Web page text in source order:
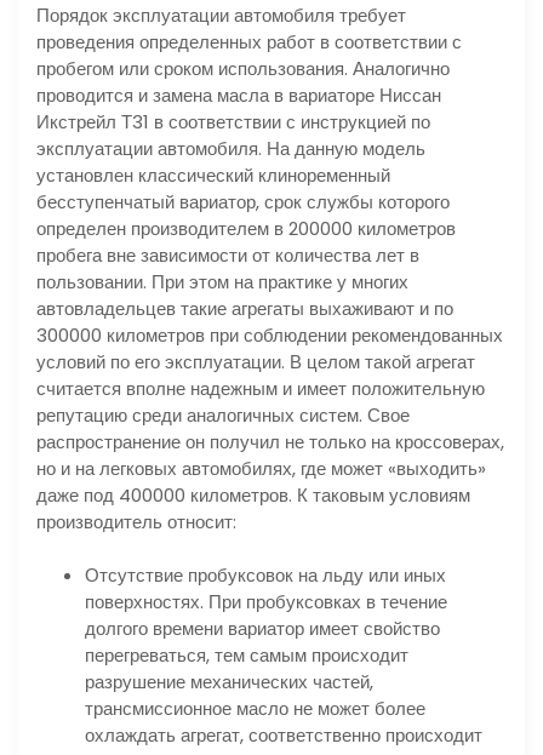
Порядок эксплуатации автомобиля требует
проведения определенных работ в соответствии с
пробегом или сроком использования. Аналогично
проводится и замена масла в вариаторе Ниссан
Икстрейл Т31 в соответствии с инструкцией по
эксплуатации автомобиля. На данную модель
установлен классический клиноременный
бесступенчатый вариатор, срок службы которого
определен производителем в 200000 километров
пробега вне зависимости от количества лет в
пользовании. При этом на практике у многих
автовладельцев такие агрегаты выхаживают и по
300000 километров при соблюдении рекомендованных
условий по его эксплуатации. В целом такой агрегат
считается вполне надежным и имеет положительную
репутацию среди аналогичных систем. Свое
распространение он получил не только на кроссоверах,
но и на легковых автомобилях, где может «выходить»
даже под 400000 километров. К таковым условиям
производитель относит:
Отсутствие пробуксовок на льду или иных
поверхностях. При пробуксовках в течение
долгого времени вариатор имеет свойство
перегреваться, тем самым происходит
разрушение механических частей,
трансмиссионное масло не может более
охлаждать агрегат, соответственно происходит